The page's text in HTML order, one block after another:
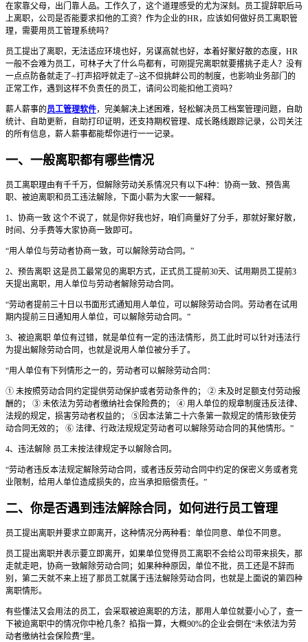
在家靠父母，出门靠人品。工作久了，这个道理感受的尤为深刻。员工提辞职后马
上离职，公司是否能要求扣他的工资？作为企业的HR，应该如何做好员工离职管
理，需要用员工管理系统吗？
员工提出了离职，无法适应环境也好，另谋高就也好，本着好聚好散的态度，HR
一般不会难为员工，可林子大了什么鸟都有，可刚提完离职就要撂挑子走人？没有
一点点防备就走了~打声招呼就走了~这不但挑衅公司的制度，也影响业务部门的
正常工作，遇到这样不负责任的员工，请问公司能扣他工资吗？
薪人薪事的员工管理软件，完美解决上述困难，轻松解决员工档案管理问题，自助
统计、自助更新，自助打印证明，还支持期权管理、成长路线跟踪记录，公司关注
的所有信息，薪人薪事都能帮你进行一一记录。
一、一般离职都有哪些情况
员工离职理由有千千万，但解除劳动关系情况只有以下4种：协商一致、预告离
职、被迫离职和员工违法解除，下面小薪为大家一一解释。
1、协商一致 这个不说了，就是你好我也好，咱们商量好了分手，那就好聚好散，
时间、分手费等大家协商一致即可。
“用人单位与劳动者协商一致，可以解除劳动合同。”
2、预告离职 这是员工最常见的离职方式，正式员工提前30天、试用期员工提前3
天提出离职，用人单位与劳动者解除劳动合同。
“劳动者提前三十日以书面形式通知用人单位，可以解除劳动合同。劳动者在试用
期内提前三日通知用人单位，可以解除劳动合同。”
3、被迫离职 单位有过错，就是单位有一定的违法情形，员工此时可以针对违法行
为提出解除劳动合同，也就是说用人单位被分手了。
“用人单位有下列情形之一的，劳动者可以解除劳动合同：
① 未按照劳动合同约定提供劳动保护或者劳动条件的； ② 未及时足额支付劳动报
酬的； ③ 未依法为劳动者缴纳社会保险费的； ④ 用人单位的规章制度违反法律、
法规的规定，损害劳动者权益的； ⑤因本法第二十六条第一款规定的情形致使劳
动合同无效的； ⑥ 法律、行政法规规定劳动者可以解除劳动合同的其他情形。”
4、违法解除 员工未按法律规定予以解除合同。
“劳动者违反本法规定解除劳动合同，或者违反劳动合同中约定的保密义务或者竞
业限制，给用人单位造成损失的，应当承担赔偿责任。”
二、你是否遇到违法解除合同，如何进行员工管理
员工提出离职并要求立即离开，这种情况分两种看：单位同意、单位不同意。
员工提出离职并表示要立即离开，如果单位觉得员工离职不会给公司带来损失，那
走就走吧，协商一致解除劳动合同；如果种种原因，单位不批，员工还是不辞而
别，第二天就不来上班了那员工就属于违法解除劳动合同，也就是上面说的第四种
离职情形。
有些懂法又会用法的员工，会采取被迫离职的方法，那用人单位就要小心了，查一
下被迫离职中的情况你中枪几条？掐指一算，大概90%的企业会倒在“未依法为劳
动者缴纳社会保险费”里。